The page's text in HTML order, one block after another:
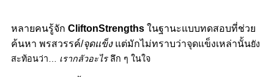
หลายคนรู้จัก CliftonStrengths ในฐานะแบบทดสอบที่ช่วย
ค้นหา พรสวรรค์/จุดแข็ง แต่มักไม่ทราบว่าจุดแข็งเหล่านั้นยัง
สะท้อนว่า… เรากลัวอะไรลึก ๆ ในใจ